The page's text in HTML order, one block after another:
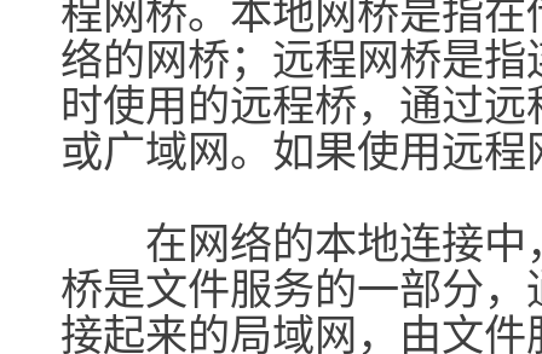
程网桥。本地网桥是指
络的网桥；远程网桥是
时使用的远程桥，通过
或广域网。如果使用远
在网络的本地连接中
桥是文件服务的一部分
接起来的局域网，由文